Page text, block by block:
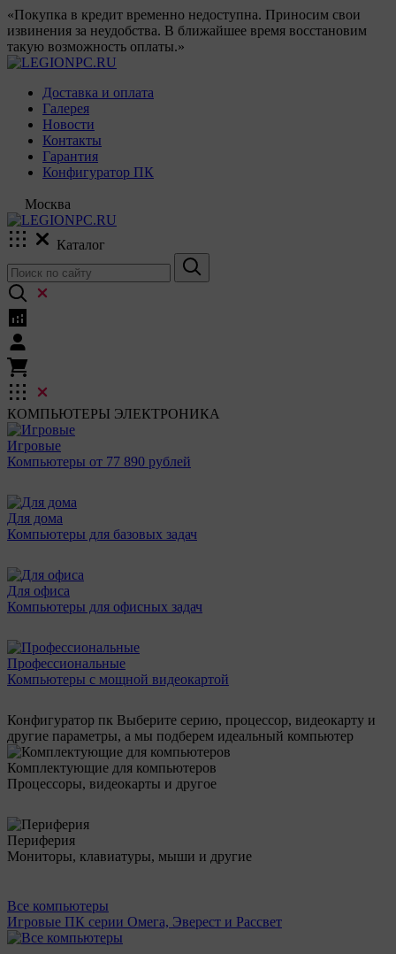
«Покупка в кредит временно недоступна. Приносим свои
извинения за неудобства. В ближайшее время восстановим
такую возможность оплаты.»
Доставка и оплата
Галерея
Новости
Контакты
Гарантия
Конфигуратор ПК
Москва
Каталог
КОМПЬЮТЕРЫ ЭЛЕКТРОНИКА
Игровые
Компьютеры от 77 890 рублей
Для дома
Компьютеры для базовых задач
Для офиса
Компьютеры для офисных задач
Профессиональные
Компьютеры с мощной видеокартой
Конфигуратор пк Выберите серию, процессор, видеокарту и
другие параметры, а мы подберем идеальный компьютер
Комплектующие для компьютеров
Процессоры, видеокарты и другое
Периферия
Мониторы, клавиатуры, мыши и другие
Все компьютеры
Игровые ПК серии Омега, Эверест и Рассвет